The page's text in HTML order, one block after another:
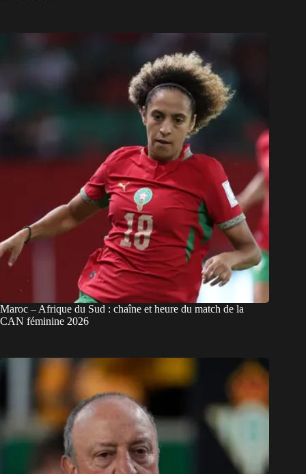
Maroc – Afrique du Sud : chaîne et heure du match de la
CAN féminine 2026